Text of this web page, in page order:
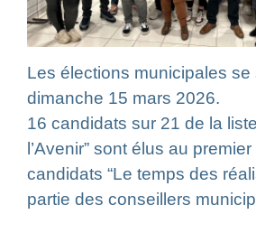
Les élections municipales se
dimanche 15 mars 2026.
16 candidats sur 21 de la
l’Avenir” sont élus au premier
candidats “Le temps des
partie des conseillers